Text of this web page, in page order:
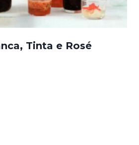
Tinta e Rosé